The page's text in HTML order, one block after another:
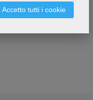
Accetto tutti i cookie